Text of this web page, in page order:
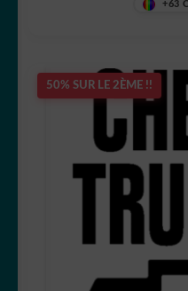
+63
50% SUR LE 2ÈME !!